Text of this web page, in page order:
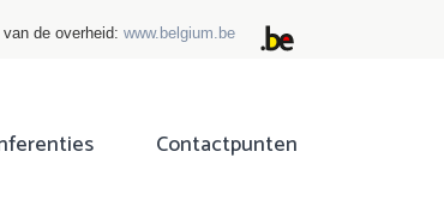
de overheid: www.belgium.be
Contactpunten